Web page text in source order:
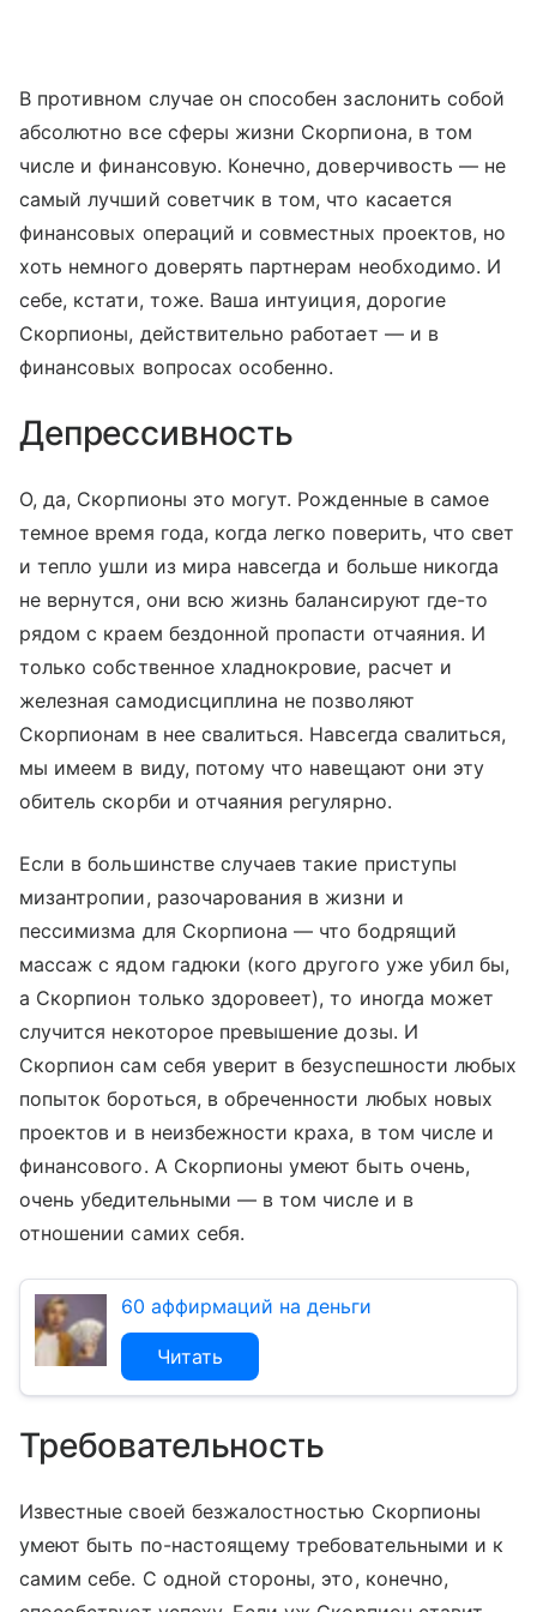
В противном случае он способен заслонить собой
абсолютно все сферы жизни Скорпиона, в том
числе и финансовую. Конечно, доверчивость — не
самый лучший советчик в том, что касается
финансовых операций и совместных проектов, но
хоть немного доверять партнерам необходимо. И
себе, кстати, тоже. Ваша интуиция, дорогие
Скорпионы, действительно работает — и в
финансовых вопросах особенно.
Депрессивность
О, да, Скорпионы это могут. Рожденные в самое
темное время года, когда легко поверить, что свет
и тепло ушли из мира навсегда и больше никогда
не вернутся, они всю жизнь балансируют где-то
рядом с краем бездонной пропасти отчаяния. И
только собственное хладнокровие, расчет и
железная самодисциплина не позволяют
Скорпионам в нее свалиться. Навсегда свалиться,
мы имеем в виду, потому что навещают они эту
обитель скорби и отчаяния регулярно.
Если в большинстве случаев такие приступы
мизантропии, разочарования в жизни и
пессимизма для Скорпиона — что бодрящий
массаж с ядом гадюки (кого другого уже убил бы,
а Скорпион только здоровеет), то иногда может
случится некоторое превышение дозы. И
Скорпион сам себя уверит в безуспешности любых
попыток бороться, в обреченности любых новых
проектов и в неизбежности краха, в том числе и
финансового. А Скорпионы умеют быть очень,
очень убедительными — в том числе и в
отношении самих себя.
60 аффирмаций на деньги
Читать
Требовательность
Известные своей безжалостностью Скорпионы
умеют быть по-настоящему требовательными и к
самим себе. С одной стороны, это, конечно,